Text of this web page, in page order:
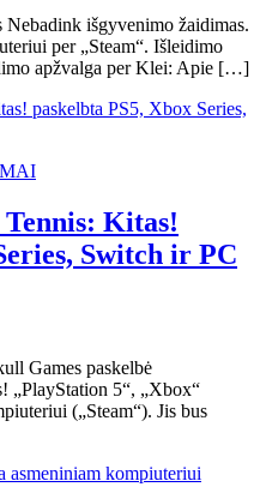
išgyvenimo žaidimas.
per „Steam“. Išleidimo
apžvalga per Klei: Apie […]
Kitas!
Switch ir PC
Games paskelbė
„PlayStation 5“, „Xbox“
(„Steam“). Jis bus